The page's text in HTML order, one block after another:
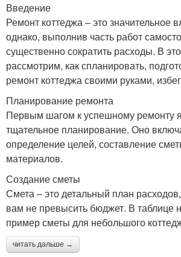
Введение
Ремонт коттеджа – это значительное
однако, выполнив часть работ
существенно сократить расходы. В
рассмотрим, как спланировать,
ремонт коттеджа своими руками,
Планирование ремонта
Первым шагом к успешному ремонту
тщательное планирование. Оно
определение целей, составление
материалов.
Создание сметы
Смета – это детальный план
вам не превысить бюджет. В таблице
пример сметы для небольшого
читать дальше →